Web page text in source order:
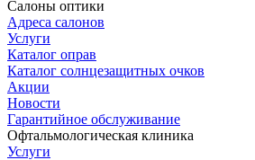
Салоны оптики
Адреса салонов
Услуги
Каталог оправ
Каталог солнцезащитных очков
Акции
Новости
Гарантийное обслуживание
Офтальмологическая клиника
Услуги